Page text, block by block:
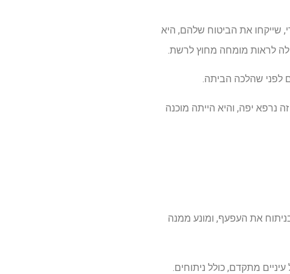
שייקחו את הביטוח שלהם, היא
לראות מומחה מחוץ לרשת.
לפני שהלכה הביתה.
נרפא יפה, והיא הייתה מוכנה
את העפעף, ומונע ממנה
מתקדם, כולל ניתוחים.